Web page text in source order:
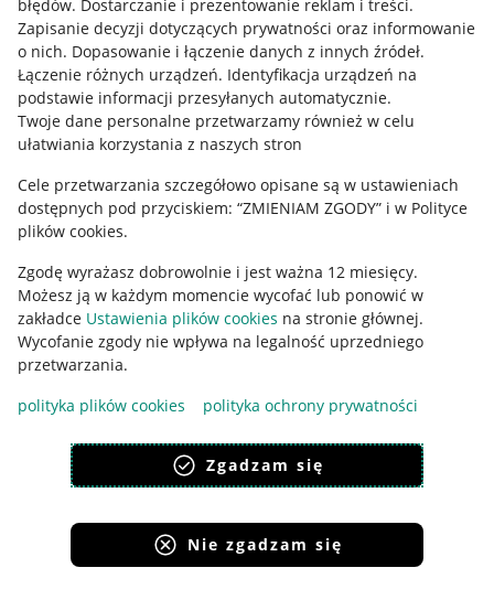
błędów. Dostarczanie i prezentowanie reklam i treści.
Zapisanie decyzji dotyczących prywatności oraz informowanie
o nich. Dopasowanie i łączenie danych z innych źródeł.
Łączenie różnych urządzeń. Identyfikacja urządzeń na
podstawie informacji przesyłanych automatycznie.
Twoje dane personalne przetwarzamy również w celu
ułatwiania korzystania z naszych stron
Cele przetwarzania szczegółowo opisane są w ustawieniach
dostępnych pod przyciskiem: “ZMIENIAM ZGODY” i w Polityce
plików cookies.
Zgodę wyrażasz dobrowolnie i jest ważna 12 miesięcy.
Możesz ją w każdym momencie wycofać lub ponowić w
zakładce Ustawienia plików cookies na stronie głównej.
Wycofanie zgody nie wpływa na legalność uprzedniego
przetwarzania.
polityka plików cookies
polityka ochrony prywatności
Zgadzam się
Nie zgadzam się
Informacje prawne
Regulamin
Polityka plików "cookies"
Ustawienia plików "cookies"
Udostępnianie lokalizacji
Informacje dla Aktu o Usługach Cyfrowych
Pobierz aplikację
Korzystanie z serwisu oznacza akceptacjęregulaminu